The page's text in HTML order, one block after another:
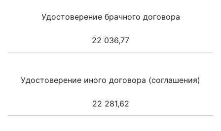
Удостоверение брачного договора
22 036,77
Удостоверение иного договора (соглашения)
22 281,62